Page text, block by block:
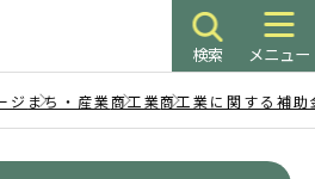
検索 メニュー
ジ まち・産業商工業商工業に関する補助